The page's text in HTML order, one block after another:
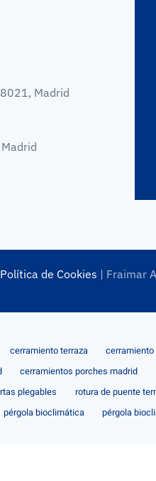
Madrid
Política de Cookies | Fraimar
cerramiento terraza
cerramientos porches madrid
plegables rotura de puente
pérgola bioclimática pérgola